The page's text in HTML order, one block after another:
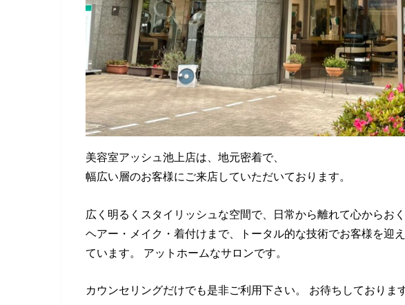
美容室アッシュ池上店は、地元密着で、
幅広い層のお客様にご来店していただいております。
広く明るくスタイリッシュな空間で、日常から離れて心からお
ヘアー・メイク・着付けまで、トータル的な技術でお客様を迎
ています。 アットホームなサロンです。
カウンセリングだけでも是非ご利用下さい。 お待ちしております